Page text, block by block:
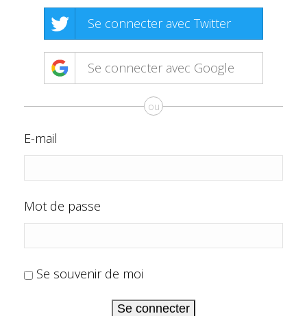
Se connecter avec Twitter
Se connecter avec Google
ou
E-mail
Mot de passe
Se souvenir de moi
Se connecter